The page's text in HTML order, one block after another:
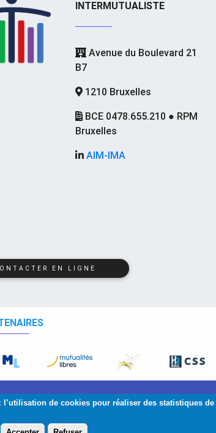
de cookies pour réaliser des statistiques
INTERMUTUALISTE
Avenue du Boulevard 21
B7
1210 Bruxelles
BCE 0478.655.210 ● RPM
Bruxelles
AIM-IMA
EN LIGNE
et graphisme :Banlieues asbl